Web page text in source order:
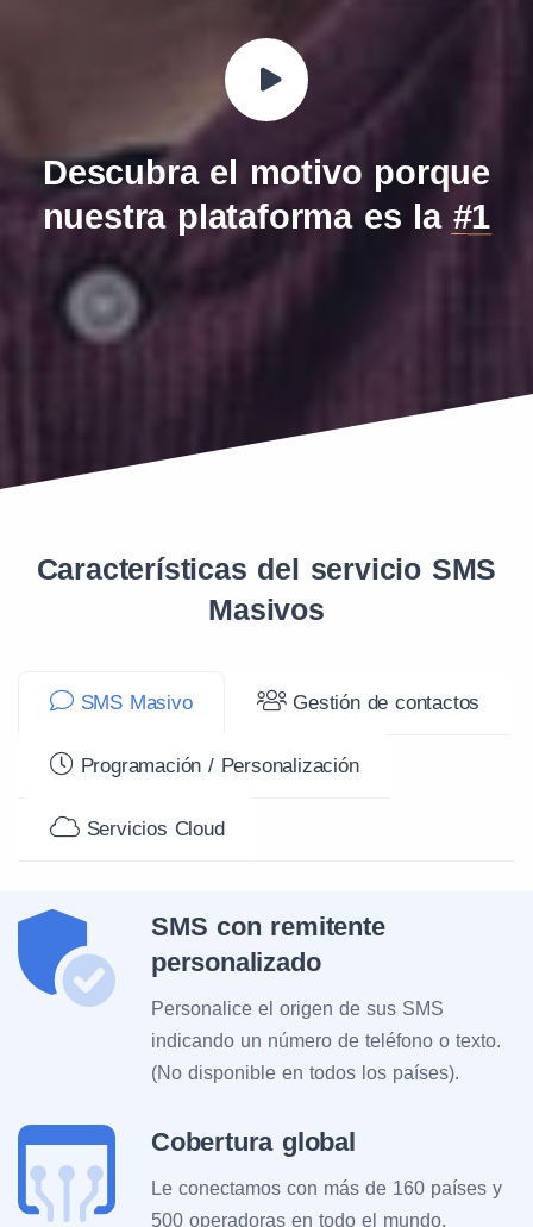
Descubra el motivo porque
nuestra plataforma es la #1
Características del servicio SMS
Masivos
SMS Masivo Gestión de contactos
Programación / Personalización
Servicios Cloud
SMS con remitente
personalizado
Personalice el origen de sus SMS
indicando un número de teléfono o texto.
(No disponible en todos los países).
Cobertura global
Le conectamos con más de 160 países y
500 operadoras en todo el mundo.